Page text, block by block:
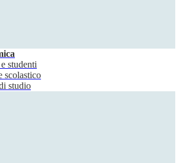
studenti
scolastico
studio